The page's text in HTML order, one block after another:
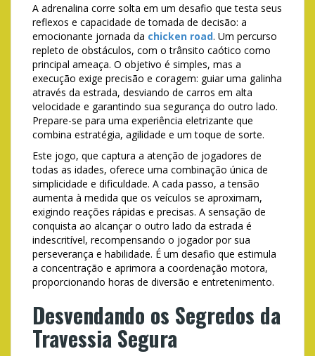
A adrenalina corre solta em um desafio que testa seus
reflexos e capacidade de tomada de decisão: a
emocionante jornada da chicken road. Um percurso
repleto de obstáculos, com o trânsito caótico como
principal ameaça. O objetivo é simples, mas a
execução exige precisão e coragem: guiar uma galinha
através da estrada, desviando de carros em alta
velocidade e garantindo sua segurança do outro lado.
Prepare-se para uma experiência eletrizante que
combina estratégia, agilidade e um toque de sorte.
Este jogo, que captura a atenção de jogadores de
todas as idades, oferece uma combinação única de
simplicidade e dificuldade. A cada passo, a tensão
aumenta à medida que os veículos se aproximam,
exigindo reações rápidas e precisas. A sensação de
conquista ao alcançar o outro lado da estrada é
indescritível, recompensando o jogador por sua
perseverança e habilidade. É um desafio que estimula
a concentração e aprimora a coordenação motora,
proporcionando horas de diversão e entretenimento.
Desvendando os Segredos da
Travessia Segura